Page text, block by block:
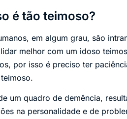
é tão teimoso?
em algum grau, são
melhor com um idoso
por isso é preciso ter
um quadro de demência,
na personalidade e de